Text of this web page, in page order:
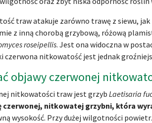
traw atakuje zarówno trawę z siewu, jak
z inną chorobą grzybową, różową
roseipellis. Jest ona widoczna w
czerwona nitkowatość jest jednak
objawy czerwonej
nitkowatości traw jest grzyb Laetisaria
czerwonej, nitkowatej grzybni, która
wysokość. Przy dużej wilgotności